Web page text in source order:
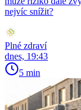
nejvíc snížit?
Plné zdraví
dnes, 19:43
5 min